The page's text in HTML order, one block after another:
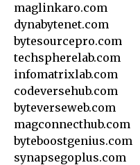
maglinkaro.com
dynabytenet.com
bytesourcepro.com
techspherelab.com
infomatrixlab.com
codeversehub.com
byteverseweb.com
magconnecthub.com
byteboostgenius.com
synapsegoplus.com